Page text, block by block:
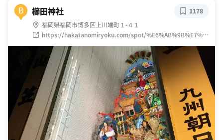
B 櫛田神社
福岡県福岡市博多区上川端町１-４１
https://hakatanomiryoku.com/spot/%E6%AB%9B%E7%9
4%B0%E7%A5%9E%E7%A4%BE
1178